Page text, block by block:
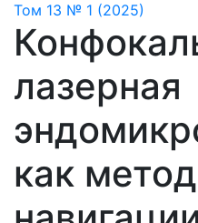
Том 13 № 1 (2025)
лазерная
как метод